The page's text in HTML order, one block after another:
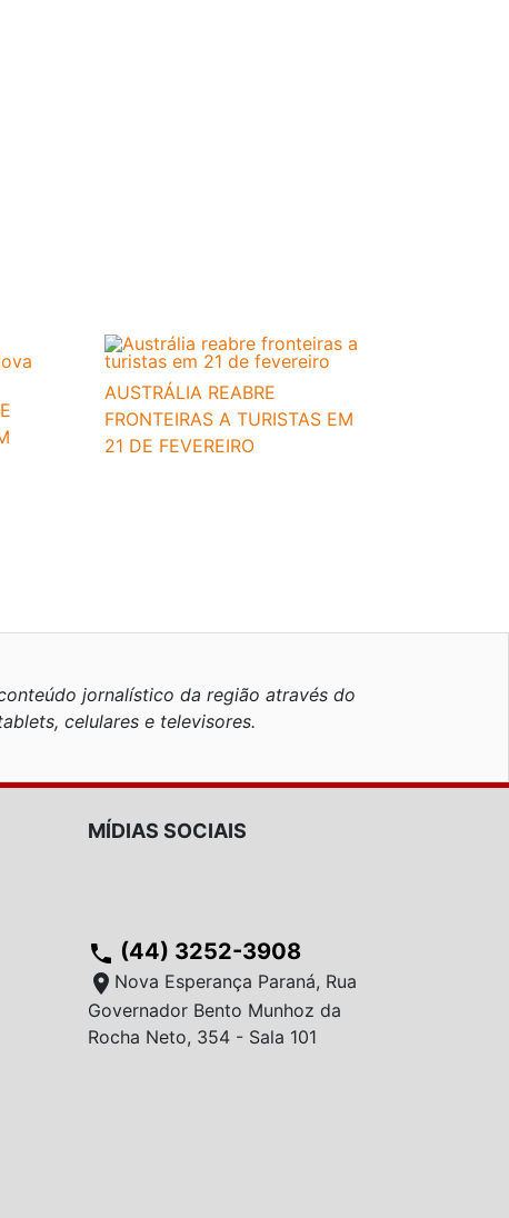
AUSTRÁLIA REABRE
FRONTEIRAS A TURISTAS EM
21 DE FEVEREIRO
jornalístico da região através do
celulares e televisores.
MÍDIAS SOCIAIS
phone (44) 3252-3908
location_on Nova Esperança Paraná, Rua
Governador Bento Munhoz da
Rocha Neto, 354 - Sala 101